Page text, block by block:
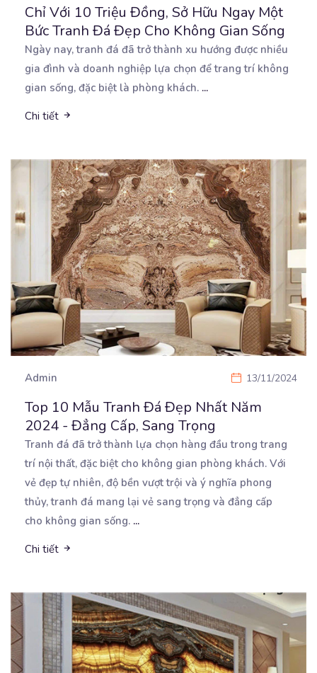
Chỉ Với 10 Triệu Đồng, Sở Hữu Ngay Một
Bức Tranh Đá Đẹp Cho Không Gian Sống
Ngày nay, tranh đá đã trở thành xu hướng được nhiều
gia đình và doanh nghiệp lựa chọn để trangtrí không
gian sống, đặc biệt là phòng khách. ...
Chi tiết
Admin 13/11/2024
Top 10 Mẫu Tranh Đá Đẹp Nhất Năm
2024 - Đẳng Cấp, Sang Trọng
Tranh đá đã trở thành lựa chọn hàng đầu trong trang
trí nội thất, đặc biệt cho không gian phòng khách. Với
vẻ đẹp tự nhiên, độ bền vượt trội và ý nghĩa phong
thủy, tranh đá mang lại vẻ sang trọng và đẳng cấp
cho không gian sống. ...
Chi tiết